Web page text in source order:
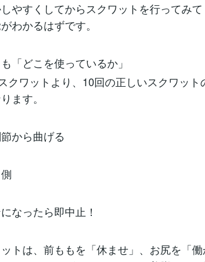
やすくしてからスクワットを行ってみ
わかるはずです。
「どこを使っているか」
クワットより、10回の正しいスクワッ
ます。
から曲げる
なったら即中止！
トは、前ももを「休ませ」、お尻を「